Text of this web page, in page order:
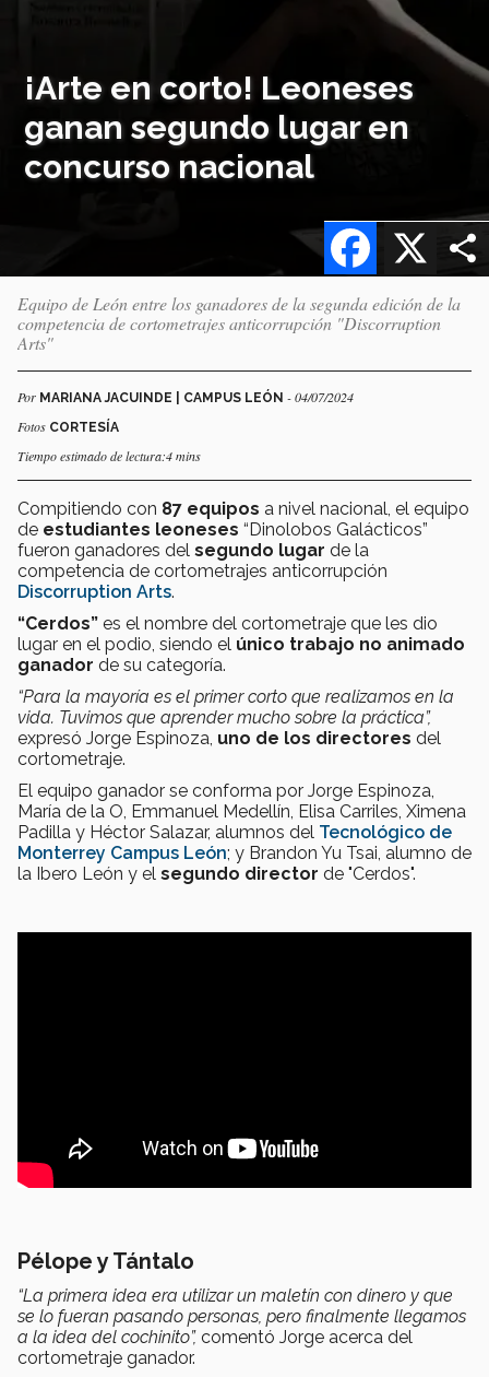
¡Arte en corto! Leoneses
ganan segundo lugar en
concurso nacional
X
Facebook
Equipo de León entre los ganadores de la segunda edición de la
competencia de cortometrajes anticorrupción "Discorruption
Arts"
Por MARIANA JACUINDE | CAMPUS LEÓN - 04/07/2024
Fotos CORTESÍA
Tiempo estimado de lectura:4 mins
Compitiendo con 87 equipos a nivel nacional, el equipo
de estudiantes leoneses “Dinolobos Galácticos”
fueron ganadores del segundo lugar de la
competencia de cortometrajes anticorrupción
Discorruption Arts.
“Cerdos” es el nombre del cortometraje que les dio
lugar en el podio, siendo el único trabajo no animado
ganador de su categoría.
“Para la mayoría es el primer corto que realizamos en la
vida. Tuvimos que aprender mucho sobre la práctica”,
expresó Jorge Espinoza, uno de los directores del
cortometraje.
El equipo ganador se conforma por Jorge Espinoza,
María de la O, Emmanuel Medellín, Elisa Carriles, Ximena
Padilla y Héctor Salazar, alumnos del Tecnológico de
Monterrey Campus León; y Brandon Yu Tsai, alumno de
la Ibero León y el segundo director de "Cerdos".
Pélope y Tántalo
“La primera idea era utilizar un maletín con dinero y que
se lo fueran pasando personas, pero finalmente llegamos
a la idea del cochinito”, comentó Jorge acerca del
cortometraje ganador.